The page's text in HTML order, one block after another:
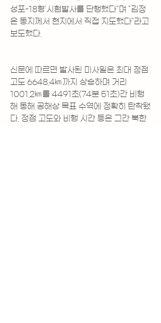
성포-18형'시험발사를 단행했다"며 "김정
은 동지께서 현지에서 직접 지도했다"라고
보도했다.
신문에 따르면 발사된 미사일은 최대 정점
고도 6648.4㎞까지 상승하며 거리
1001.2㎞를 4491초(74분 51초)간 비행
해 동해 공해상 목표 수역에 정확히 탄착됐
다. 정점 고도와 비행 시간 등은 그간 북한